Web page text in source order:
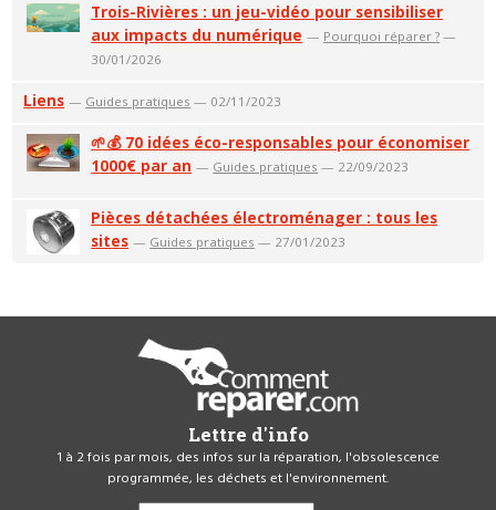
Trois-Rivières : un jeu-vidéo pour sensibiliser
aux impacts du numérique — Pourquoi réparer ? —
30/01/2026
Liens — Guides pratiques — 02/11/2023
🌱💰 70 idées éco-responsables pour économiser
1000€ par an — Guides pratiques — 22/09/2023
Pièces détachées électroménager : tous les
sites — Guides pratiques — 27/01/2023
Lettre d'info
1 à 2 fois par mois, des infos sur la réparation, l'obsolescence
programmée, les déchets et l'environnement.